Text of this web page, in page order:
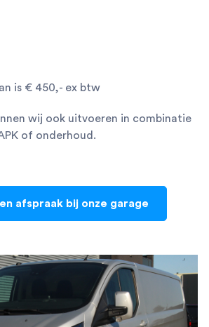
is € 450,- ex btw
wij ook uitvoeren in combinatie
of onderhoud.
afspraak bij onze garage